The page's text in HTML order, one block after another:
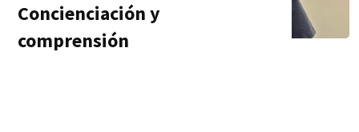
Concienciación y
comprensión